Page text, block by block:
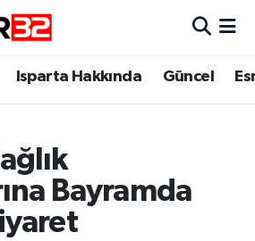
Isparta Hakkında Güncel
Bayramda
Eczaneler
Haritası
Durumu ve Fikstür